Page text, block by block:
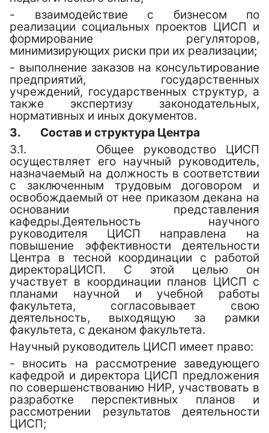
- взаимодействие с бизнесом по
реализации социальных проектов ЦИСП и
формирование регуляторов,
минимизирующих риски при их реализации;
- выполнение заказов на консультирование
предприятий, государственных
учреждений, государственных структур, а
также экспертизу законодательных,
нормативных и иных документов.
3.
Состав и структура Центра
3.1.
Общее руководство ЦИСП
осуществляет его научный руководитель,
назначаемый на должность в соответствии
с заключенным трудовым договором и
освобождаемый от нее приказом декана на
основании представления
кафедры.Деятельность научного
руководителя
ЦИСП
направлена на
повышение эффективности деятельности
Центра в тесной координации с работой
директораЦИСП. С этой целью он
участвует в координации планов ЦИСП с
планами научной и учебной работы
факультета, согласовывает свою
деятельность, выходящую за рамки
факультета, с деканом факультета.
Научный руководитель ЦИСП имеет право:
- вносить на рассмотрение заведующего
кафедрой и директора ЦИСП предложения
по совершенствованию НИР, участвовать в
разработке перспективных планов и
рассмотрении результатов деятельности
ЦИСП;